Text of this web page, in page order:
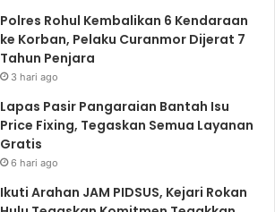
Polres Rohul Kembalikan 6 Kendaraan
ke Korban, Pelaku Curanmor Dijerat 7
Tahun Penjara
3 hari ago
Lapas Pasir Pangaraian Bantah Isu
Price Fixing, Tegaskan Semua Layanan
Gratis
6 hari ago
Ikuti Arahan JAM PIDSUS, Kejari Rokan